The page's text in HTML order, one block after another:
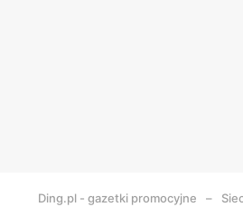
Ding.pl - gazetki promocyjne